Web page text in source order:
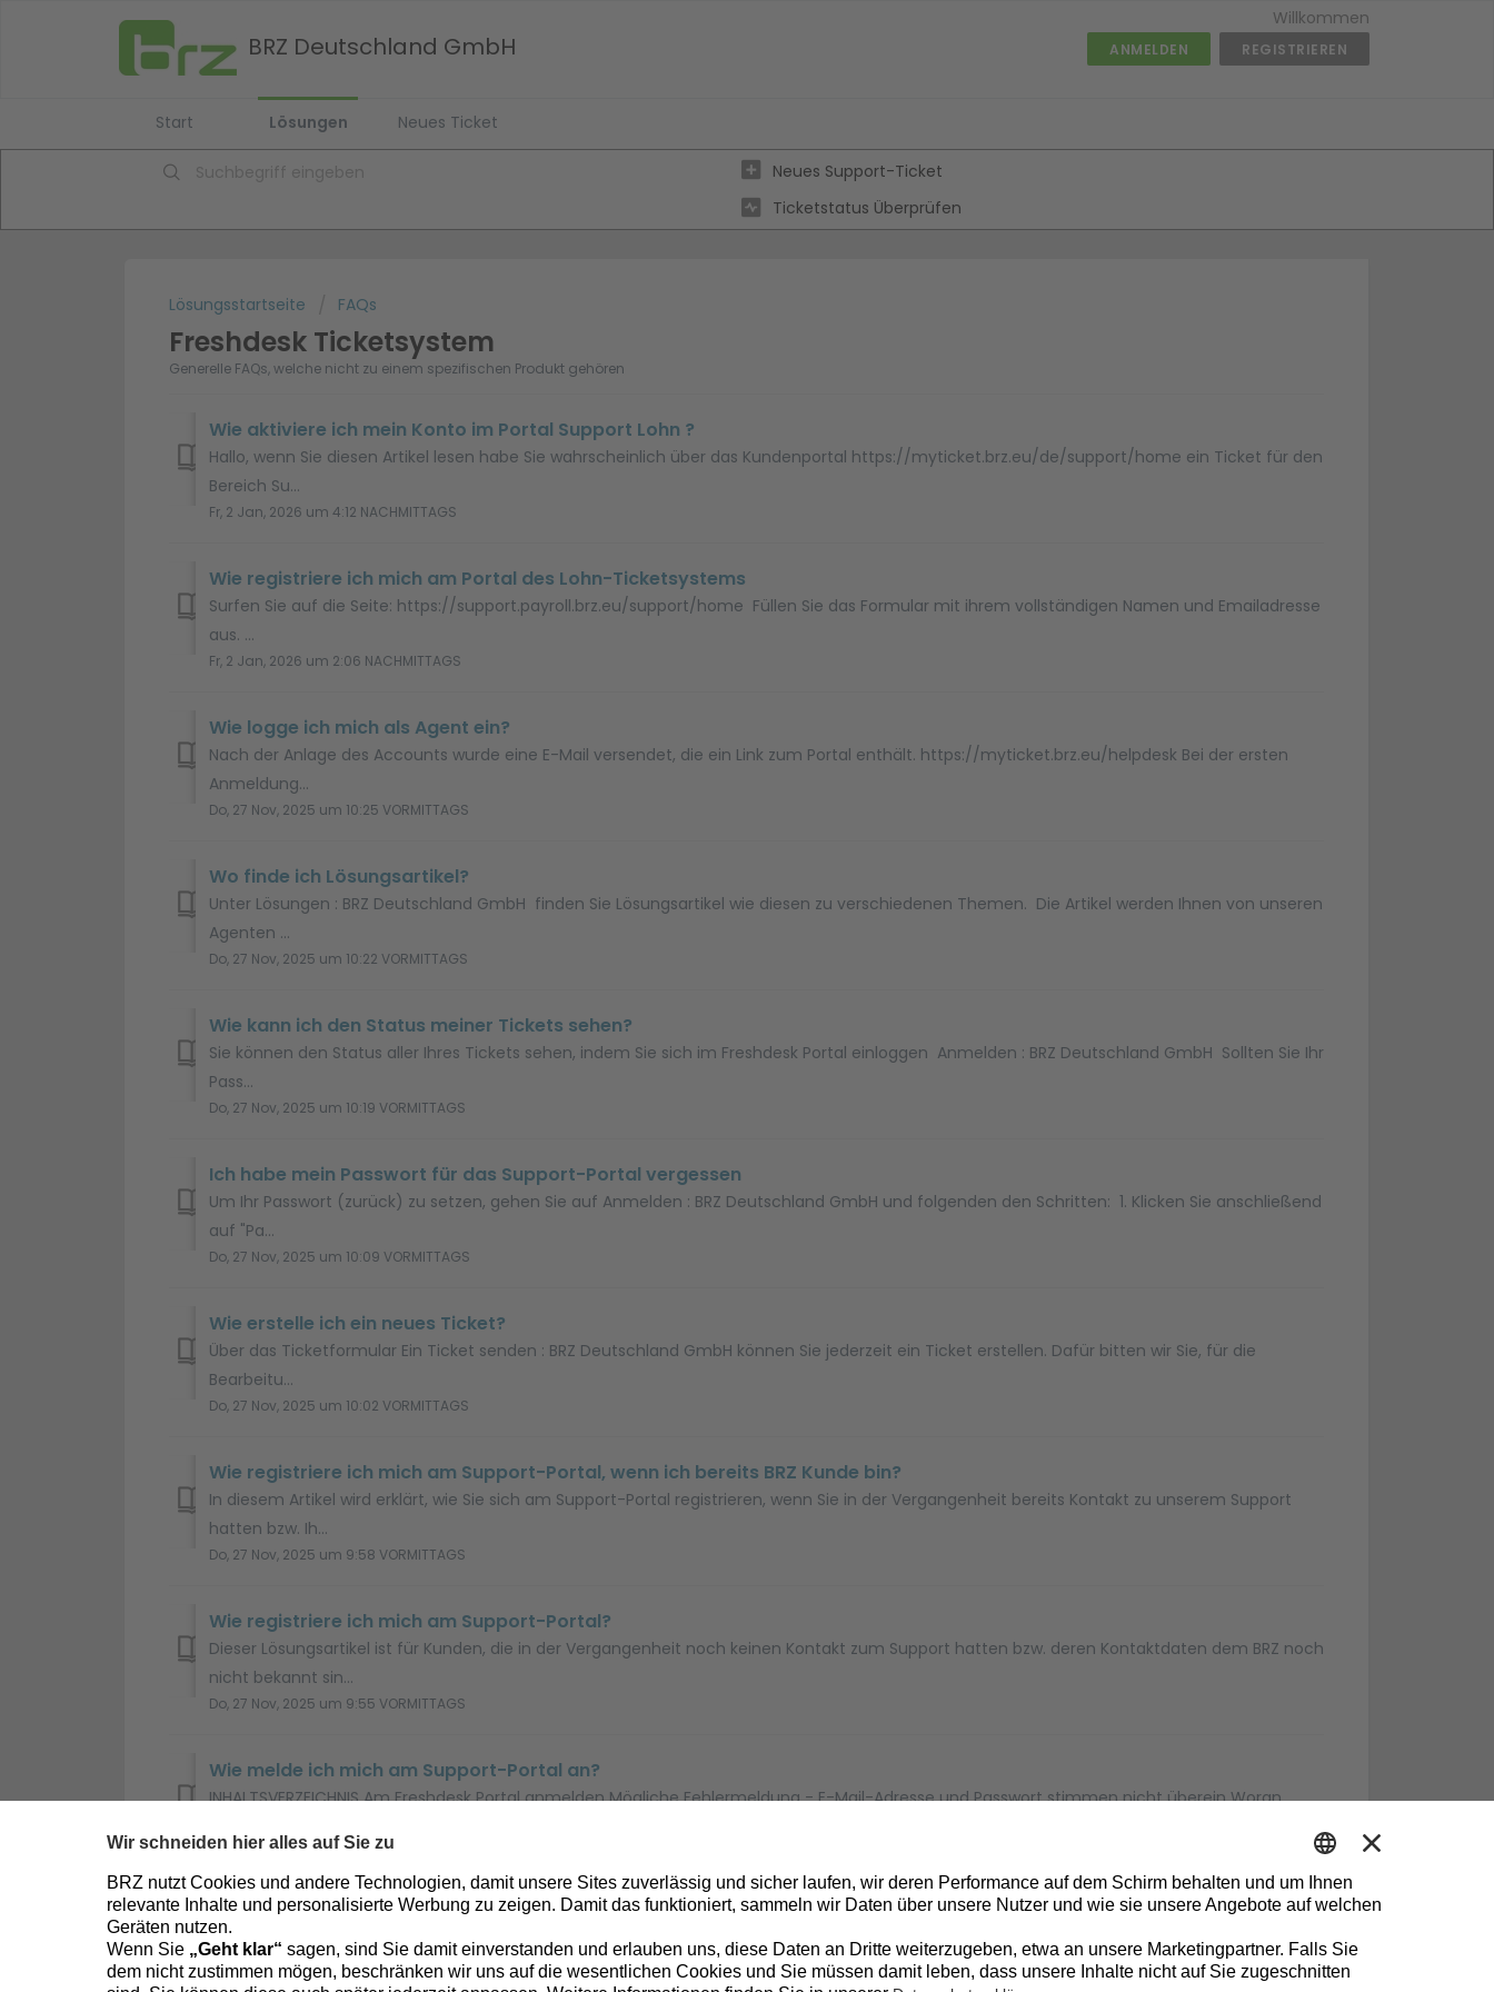
BRZ Deutschland GmbH
Willkommen
ANMELDEN REGISTRIEREN
Start Lösungen Neues Ticket
Neues Support-Ticket
Ticketstatus Überprüfen
Lösungsstartseite FAQs
Freshdesk Ticketsystem
Generelle FAQs, welche nicht zu einem spezifischen Produkt gehören
Wie aktiviere ich mein Konto im Portal Support Lohn ?
Hallo, wenn Sie diesen Artikel lesen habe Sie wahrscheinlich über das Kundenportal https://myticket.brz.eu/de/support/home ein Ticket für den
Bereich Su...
Fr, 2 Jan, 2026 um 4:12 NACHMITTAGS
Wie registriere ich mich am Portal des Lohn-Ticketsystems
Surfen Sie auf die Seite: https://support.payroll.brz.eu/support/home Füllen Sie das Formular mit ihrem vollständigen Namen und Emailadresse
aus. ...
Fr, 2 Jan, 2026 um 2:06 NACHMITTAGS
Wie logge ich mich als Agent ein?
Nach der Anlage des Accounts wurde eine E-Mail versendet, die ein Link zum Portal enthält. https://myticket.brz.eu/helpdesk Bei der ersten
Anmeldung...
Do, 27 Nov, 2025 um 10:25 VORMITTAGS
Wo finde ich Lösungsartikel?
Unter Lösungen : BRZ Deutschland GmbH finden Sie Lösungsartikel wie diesen zu verschiedenen Themen. Die Artikel werden Ihnen von unseren
Agenten ...
Do, 27 Nov, 2025 um 10:22 VORMITTAGS
Wie kann ich den Status meiner Tickets sehen?
Sie können den Status aller Ihres Tickets sehen, indem Sie sich im Freshdesk Portal einloggen Anmelden : BRZ Deutschland GmbH Sollten Sie Ihr
Pass...
Do, 27 Nov, 2025 um 10:19 VORMITTAGS
Ich habe mein Passwort für das Support-Portal vergessen
Um Ihr Passwort (zurück) zu setzen, gehen Sie auf Anmelden : BRZ Deutschland GmbH und folgenden den Schritten: 1. Klicken Sie anschließend
auf "Pa...
Do, 27 Nov, 2025 um 10:09 VORMITTAGS
Wie erstelle ich ein neues Ticket?
Über das Ticketformular Ein Ticket senden : BRZ Deutschland GmbH können Sie jederzeit ein Ticket erstellen. Dafür bitten wir Sie, für die
Bearbeitu...
Do, 27 Nov, 2025 um 10:02 VORMITTAGS
Wie registriere ich mich am Support-Portal, wenn ich bereits BRZ Kunde bin?
In diesem Artikel wird erklärt, wie Sie sich am Support-Portal registrieren, wenn Sie in der Vergangenheit bereits Kontakt zu unserem Support
hatten bzw. Ih...
Do, 27 Nov, 2025 um 9:58 VORMITTAGS
Wie registriere ich mich am Support-Portal?
Dieser Lösungsartikel ist für Kunden, die in der Vergangenheit noch keinen Kontakt zum Support hatten bzw. deren Kontaktdaten dem BRZ noch
nicht bekannt sin...
Do, 27 Nov, 2025 um 9:55 VORMITTAGS
Wie melde ich mich am Support-Portal an?
INHALTSVERZEICHNIS Am Freshdesk Portal anmelden Mögliche Fehlermeldung - E-Mail-Adresse und Passwort stimmen nicht überein Woran
Do, 27 Nov, 2025 um 9:51 VORMITTAGS
« Zurück Weiter »